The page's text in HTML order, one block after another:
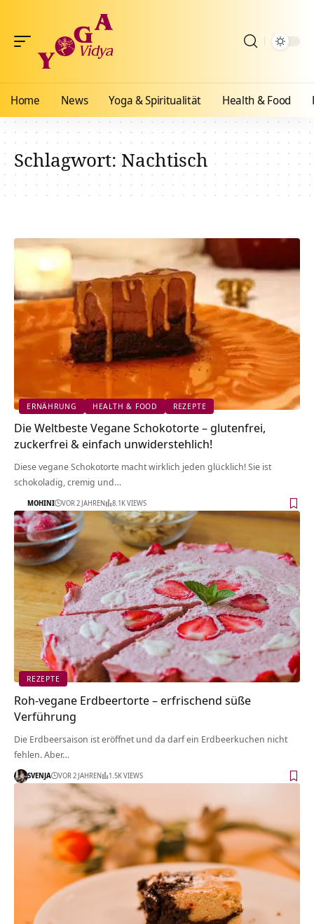
Home News Yoga & Spiritualität Health & Food
Schlagwort:Nachtisch
ERNÄHRUNG HEALTH & FOOD REZEPTE
Die Weltbeste Vegane Schokotorte – glutenfrei,
zuckerfrei & einfach unwiderstehlich!
Diese vegane Schokotorte macht wirklich jeden glücklich! Sie ist
schokoladig, cremig und…
MOHINI VOR 2 JAHREN 8.1K VIEWS
REZEPTE
Roh-vegane Erdbeertorte – erfrischend süße
Verführung
Die Erdbeersaison ist eröffnet und da darf ein Erdbeerkuchen nicht
fehlen. Aber…
SVENJA VOR 2 JAHREN 1.5K VIEWS